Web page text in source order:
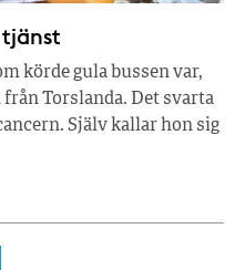
körde gula bussen var,
Torslanda. Det svarta
Själv kallar hon sig